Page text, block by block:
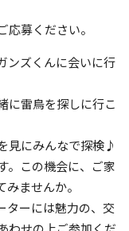
募ください。
ンズくんに会いに行
に雷鳥を探しに行こ
見にみんなで探検♪
。この機会に、ご家
ませんか。
ターには魅力の、交